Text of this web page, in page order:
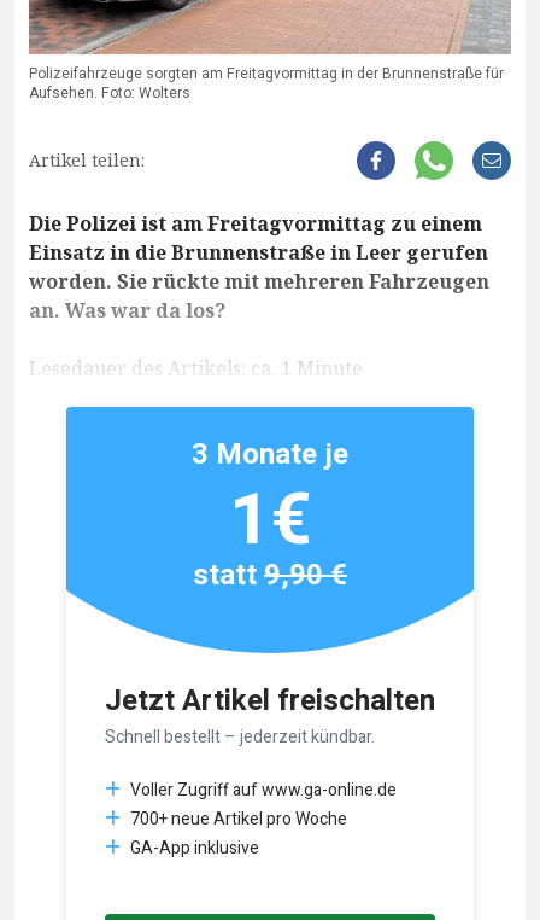
Polizeifahrzeuge sorgten am Freitagvormittag in der Brunnenstraße für
Aufsehen. Foto: Wolters
Artikel teilen:
Die Polizei ist am Freitagvormittag zu einem
Einsatz in die Brunnenstraße in Leer gerufen
worden. Sie rückte mit mehreren Fahrzeugen
an. Was war da los?
Lesedauer des Artikels: ca. 1 Minute
Jetzt Artikel freischalten
Schnell bestellt – jederzeit kündbar.
Voller Zugriff auf www.ga-online.de
700+ neue Artikel pro Woche
GA-App inklusive
3 Monate je
1€
statt9,90 €